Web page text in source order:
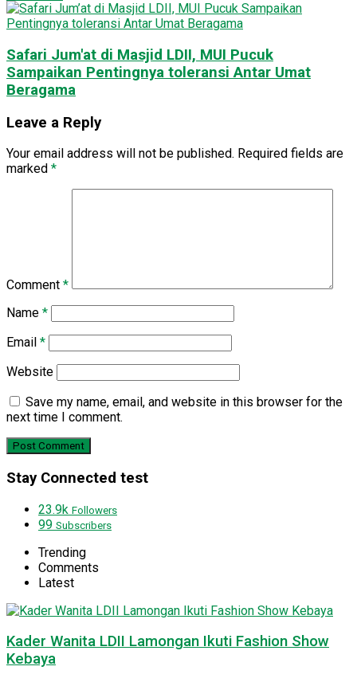
Safari Jum'at di Masjid LDII, MUI Pucuk
Sampaikan Pentingnya toleransi Antar Umat
Beragama
Leave a Reply
Your email address will not be published. Required fields are
marked *
Comment *
Name *
Email *
Website
Save my name, email, and website in this browser for the
next time I comment.
Stay Connected test
23.9k Followers
99 Subscribers
Trending
Comments
Latest
Kader Wanita LDII Lamongan Ikuti Fashion Show
Kebaya